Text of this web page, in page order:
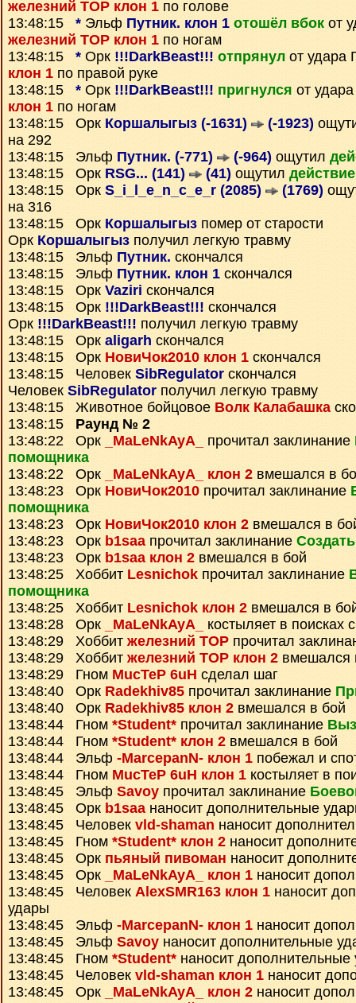
железний ТОР клон 1 по голове
13:48:15 * Эльф Путник. клон 1 отошёл вбок от
железний ТОР клон 1 по ногам
13:48:15 * Орк !!!DarkBeast!!! отпрянул от удара
клон 1 по правой руке
13:48:15 * Орк !!!DarkBeast!!! пригнулся от
клон 1 по ногам
13:48:15 Орк Коршалыгыз (-1631) (-1923)
на 292
13:48:15 Эльф Путник. (-771) (-964) ощутил
13:48:15 Орк RSG... (141) (41) ощутил
13:48:15 Орк S_i_l_e_n_c_e_r (2085) (1769)
на 316
13:48:15 Орк Коршалыгыз помер от старости
Орк Коршалыгыз получил легкую травму
13:48:15 Эльф Путник. скончался
13:48:15 Эльф Путник. клон 1 скончался
13:48:15 Орк Vaziri скончался
13:48:15 Орк !!!DarkBeast!!! скончался
Орк !!!DarkBeast!!! получил легкую травму
13:48:15 Орк aligarh скончался
13:48:15 Орк НовиЧок2010 клон 1 скончался
13:48:15 Человек SibRegulator скончался
Человек SibRegulator получил легкую травму
13:48:15 Животное бойцовое Волк Калабашка
13:48:15 Раунд № 2
13:48:22 Орк
_MaLeNkAyA_ прочитал заклинание
помощника
13:48:22 Орк
_MaLeNkAyA_ клон 2 вмешался в
13:48:23 Орк НовиЧок2010 прочитал заклинание
помощника
13:48:23 Орк НовиЧок2010 клон 2 вмешался в
13:48:23 Орк b1saa прочитал заклинание
13:48:23 Орк b1saa клон 2 вмешался в бой
13:48:25 Хоббит Lesnichok прочитал заклинание
помощника
13:48:25 Хоббит Lesnichok клон 2 вмешался в
13:48:28 Орк
_MaLeNkAyA_
костыляет в поисках
13:48:29 Хоббит железний ТОР прочитал
13:48:29 Хоббит железний ТОР клон 2 вмешался
13:48:29 Гном MucTeP 6uH сделал шаг
13:48:40 Орк Radekhiv85 прочитал заклинание
13:48:40 Орк Radekhiv85 клон 2 вмешался в бой
13:48:44 Гном *Student* прочитал заклинание
13:48:44 Гном *Student* клон 2 вмешался в бой
13:48:44 Эльф -MarcepanN- клон 1 побежал и
13:48:44 Гном MucTeP 6uH клон 1 костыляет в
13:48:45 Эльф Savoy прочитал заклинание
13:48:45 Орк b1saa наносит дополнительные
13:48:45 Человек vld-shaman наносит
13:48:45 Гном *Student* клон 2 наносит
13:48:45 Орк пьяный пивоман наносит
13:48:45 Орк
_MaLeNkAyA_ клон 1 наносит
13:48:45 Человек AlexSMR163 клон 1 наносит
удары
13:48:45 Эльф -MarcepanN- клон 1 наносит
13:48:45 Эльф Savoy наносит дополнительные
13:48:45 Гном *Student* наносит дополнительные
13:48:45 Человек vld-shaman клон 1 наносит
13:48:45 Орк
_MaLeNkAyA_ клон 2 наносит